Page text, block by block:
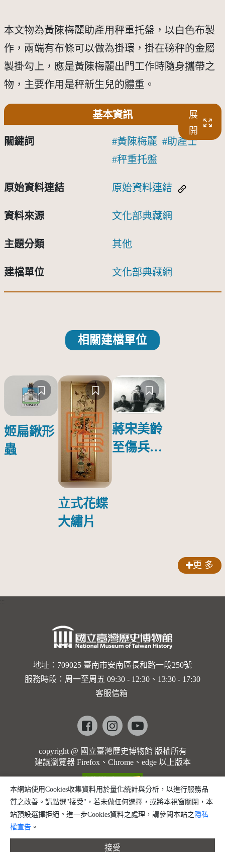
本文物為黃陳梅麗助產用秤重托盤，以白色布製
作，兩端有布條可以做為掛環，掛在磅秤的金屬
製掛勾上，應是黃陳梅麗出門工作時隨身攜帶之
物，主要作用是秤新生兒的體重。
基本資訊
展
開
關鍵詞 黃陳梅麗
助產士
秤重托盤
原始資料連結 原始資料連結
資料來源 文化部典藏網
主題分類 其他
建檔單位 文化部典藏網
相關建檔單位
姬扁鍬形
蟲
立式花蝶
大繡片
蔣宋美齡
至傷兵醫
傷日本戰
更 多
地址：709025 臺南市安南區長和路一段250號
服務時段：周一至周五 09:30 - 12:30、13:30 - 17:30
客服信箱
Facebookinstagramyoutube
copyright @ 國立臺灣歷史博物館 版權所有
建議瀏覽器 Firefox、Chrome、edge 以上版本
本網站使用Cookies收集資料用於量化統計與分析，以進行服務品
質之改善。請點選"接受"，若未做任何選擇，或將本視窗關閉，本
站預設選擇拒絕。進一步Cookies資料之處理，請參閱本站之 隱私
權宣告 。
接受